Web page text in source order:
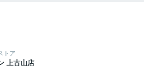
トア
上古山店